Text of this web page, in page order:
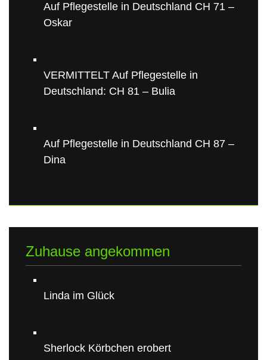
Auf Pflegestelle in Deutschland CH 71 –
Oskar
VERMITTELT Auf Pflegestelle in
Deutschland: CH 81 – Bulia
Auf Pflegestelle in Deutschland CH 87 –
Dina
Zuhause angekommen
Linda im Glück
Sherlock Körbchen erobert